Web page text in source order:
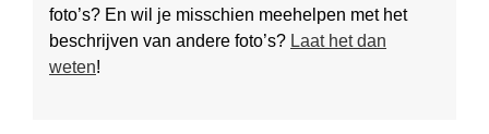
foto’s? En wil je misschien meehelpen met het
beschrijven van andere foto’s? Laat het dan
weten!